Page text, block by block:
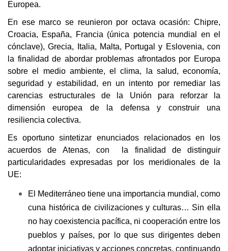
Europea.
En ese marco se reunieron por octava ocasión: Chipre,
Croacia, España, Francia (única potencia mundial en el
cónclave), Grecia, Italia, Malta, Portugal y Eslovenia, con
la finalidad de abordar problemas afrontados por Europa
sobre el medio ambiente, el clima, la salud, economía,
seguridad y estabilidad, en un intento por remediar las
carencias estructurales de la Unión para reforzar la
dimensión europea de la defensa y construir una
resiliencia colectiva.
Es oportuno sintetizar enunciados relacionados en los
acuerdos de Atenas, con la finalidad de distinguir
particularidades expresadas por los meridionales de la
UE:
El Mediterráneo tiene una importancia mundial, como
cuna histórica de civilizaciones y culturas… Sin ella
no hay coexistencia pacífica, ni cooperación entre los
pueblos y países, por lo que sus dirigentes deben
adoptar iniciativas y acciones concretas, continuando